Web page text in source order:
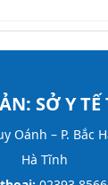
SỞ Y
Oánh – P. Bắc
Hà Tĩnh